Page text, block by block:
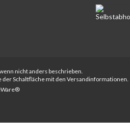
nicht anders beschrieben.
Schaltfläche mit den Versandinformationen.